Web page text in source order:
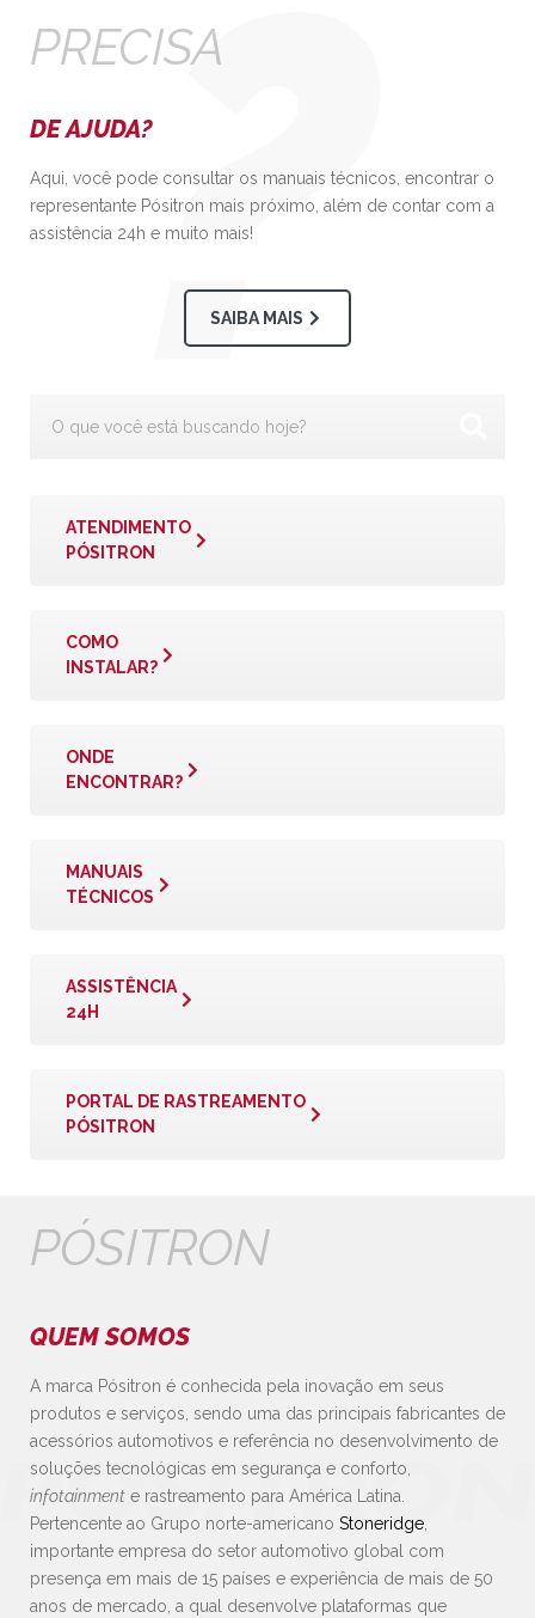
PRECISA
DE AJUDA?
Aqui, você pode consultar os manuais técnicos, encontrar o
representante Pósitron mais próximo, além de contar com a
assistência 24h e muito mais!
SAIBA MAIS
ATENDIMENTO
PÓSITRON
COMO
INSTALAR?
ONDE
ENCONTRAR?
MANUAIS
TÉCNICOS
ASSISTÊNCIA
24H
PORTAL DE RASTREAMENTO
PÓSITRON
PÓSITRON
QUEM SOMOS
A marca Pósitron é conhecida pela inovação em seus
produtos e serviços, sendo uma das principais fabricantes de
acessórios automotivos e referência no desenvolvimento de
soluções tecnológicas em segurança e conforto,
infotainment e rastreamento para América Latina.
Pertencente ao Grupo norte-americano Stoneridge,
importante empresa do setor automotivo global com
presença em mais de 15 países e experiência de mais de 50
anos de mercado, a qual desenvolve plataformas que